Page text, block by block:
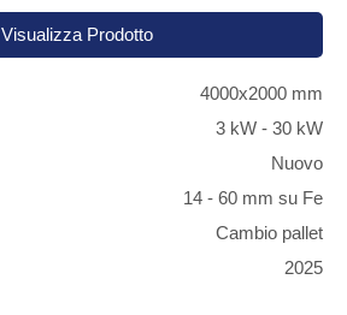
Visualizza Prodotto
4000x2000 mm
3 kW - 30 kW
Nuovo
14 - 60 mm su Fe
Cambio pallet
2025